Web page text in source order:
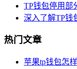
TP钱包停用部
深入了解TP钱
热门文章
苹果tp钱包怎